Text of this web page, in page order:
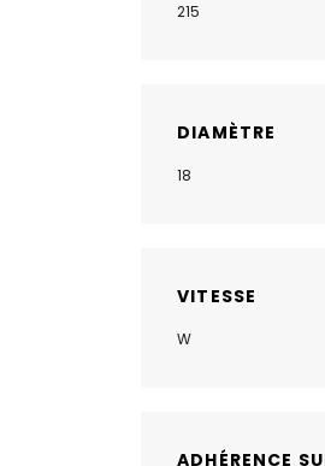
215
DIAMÈTRE
18
VITESSE
W
ADHÉRENCE